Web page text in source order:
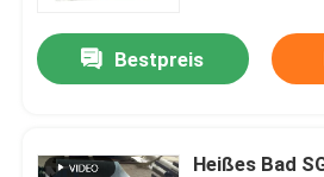
Bestpreis
Heißes Bad